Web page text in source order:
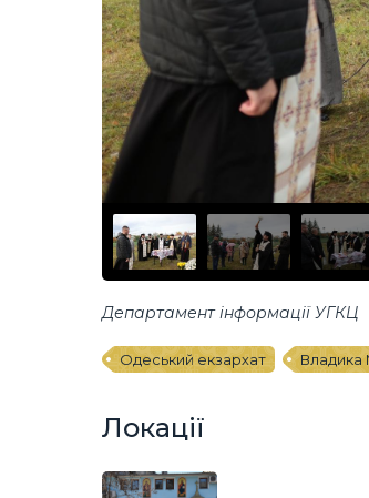
Департамент інформації УГКЦ
Одеський екзархат Владика
Локації